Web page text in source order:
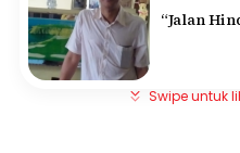
“Jalan
Swipe untuk